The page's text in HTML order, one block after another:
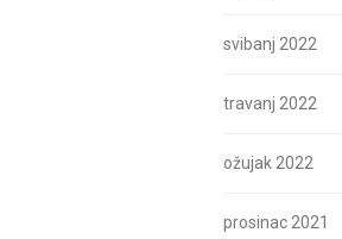
svibanj 2022
travanj 2022
ožujak 2022
prosinac 2021